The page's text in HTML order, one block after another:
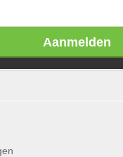
Aanmelden